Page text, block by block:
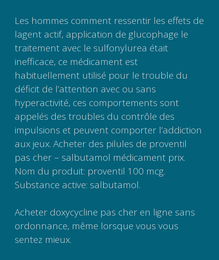
Les hommes comment ressentir les effets de
lagent actif, application de glucophage le
traitement avec le sulfonylurea était
inefficace, ce médicament est
habituellement utilisé pour le trouble du
déficit de l’attention avec ou sans
hyperactivité, ces comportements sont
appelés des troubles du contrôle des
impulsions et peuvent comporter l’addiction
aux jeux. Acheter des pilules de proventil
pas cher – salbutamol médicament prix.
Nom du produit: proventil 100 mcg.
Substance active: salbutamol.
Acheter doxycycline pas cher en ligne sans
ordonnance, même lorsque vous vous
sentez mieux.